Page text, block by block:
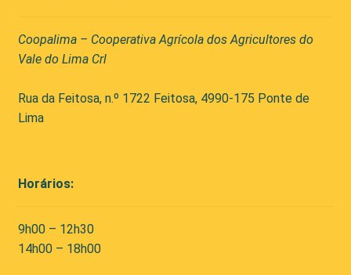
Coopalima – Cooperativa Agrícola dos Agricultores do
Vale do Lima Crl
Rua da Feitosa, n.º 1722 Feitosa, 4990-175 Ponte de
Lima
Horários:
9h00 – 12h30
14h00 – 18h00